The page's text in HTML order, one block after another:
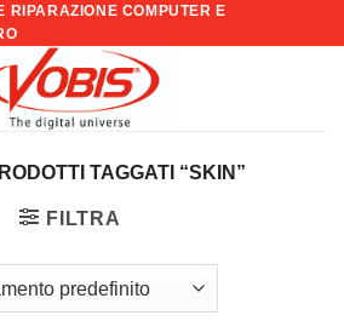
RIPARAZIONE COMPUTER E
TAGGATI “SKIN”
FILTRA